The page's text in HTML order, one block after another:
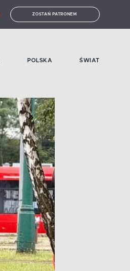
ZOSTAŃ PATRONEM
POLSKA ŚWIAT